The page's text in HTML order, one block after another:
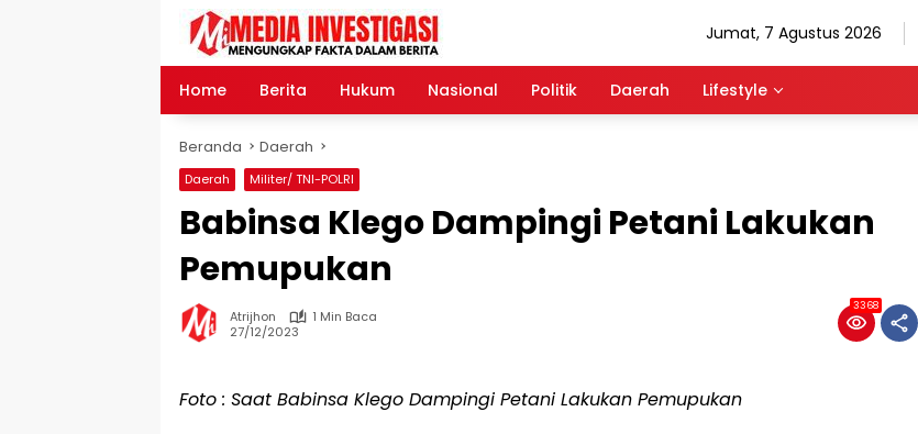
Jumat, 7 Agustus 2026
Home Berita Hukum Nasional Politik Daerah Lifestyle
Beranda Daerah
Daerah Militer/ TNI-POLRI
Babinsa Klego Dampingi Petani Lakukan
Pemupukan
Atrijhon
1 Min Baca
27/12/2023
3368
Foto : Saat Babinsa Klego Dampingi Petani Lakukan Pemupukan